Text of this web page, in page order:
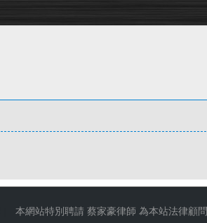
本網站特別聘請 蔡家豪律師 為本站法律顧問